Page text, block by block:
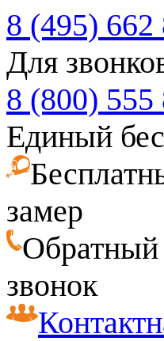
8 (495) 662
Для
8 (800) 555
Единый
замер
Обратный
звонок